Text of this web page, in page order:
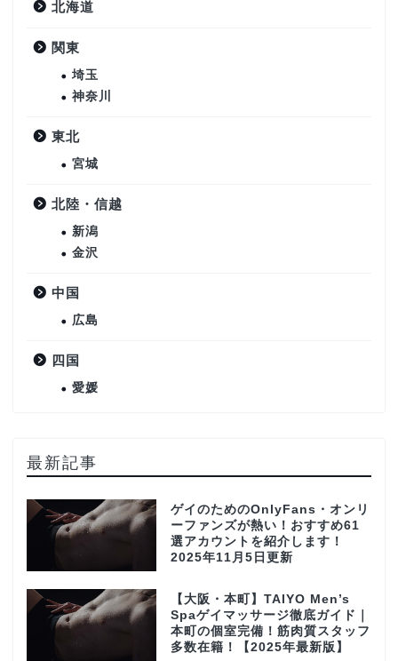
北海道
関東
埼玉
神奈川
東北
宮城
北陸・信越
新潟
金沢
中国
広島
四国
愛媛
最新記事
ゲイのためのOnlyFans・オンリ
ーファンズが熱い！おすすめ61
選アカウントを紹介します！
2025年11月5日更新
【大阪・本町】TAIYO Men’s
Spaゲイマッサージ徹底ガイド｜
本町の個室完備！筋肉質スタッフ
多数在籍！【2025年最新版】